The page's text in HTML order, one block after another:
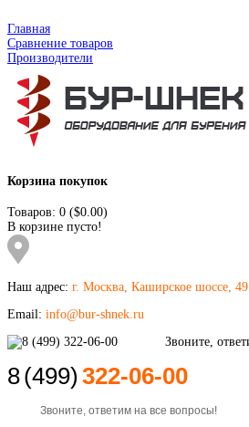
Главная
Сравнение товаров
Производители
Корзина покупок
Товаров: 0 ($0.00)
В корзине пусто!
Наш адрес: г. Москва, Каширское шоссе, 49
Email: info@bur-shnek.ru
8(499) 322-06-00
Звоните, ответим на все вопросы!